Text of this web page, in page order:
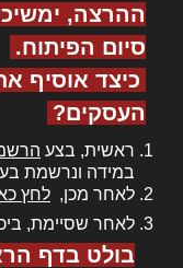
ההרצה,
סיום הפיתוח.
כיצד אוסיף
העסקים?
ראשית, בצע
במידה ונרשמת
לאחר מכן, לחץ
לאחר שסיימת,
בולט בדף